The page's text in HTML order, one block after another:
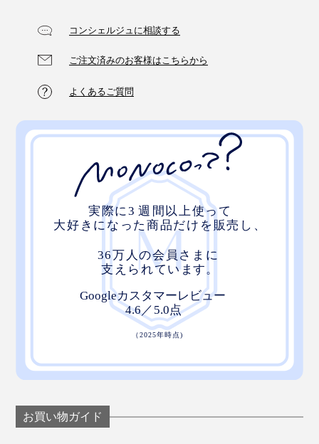
末。大掃除も、楽しいぞうきん掛けで、締めくくりたい
です。
「♪ふきふきフッキー、きれいキレイ～」
コンシェルジュに相談する
ご注文済みのお客様はこちらから
よくあるご質問
お買い物ガイド